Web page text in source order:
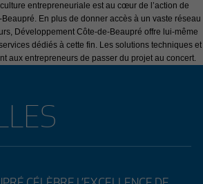
entrepreneuriale est au cœur de l’action de
En plus de donner accès à un vaste réseau
Développement Côte-de-Beaupré offre lui-même
dédiés à cette fin. Les solutions techniques et
aux entrepreneurs de passer du projet au concert.